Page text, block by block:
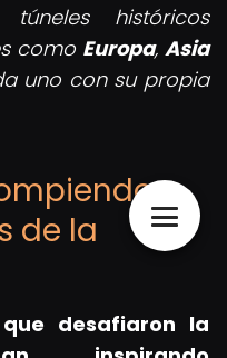
históricos
como Europa, Asia
uno con su propia
de la
desafiaron la